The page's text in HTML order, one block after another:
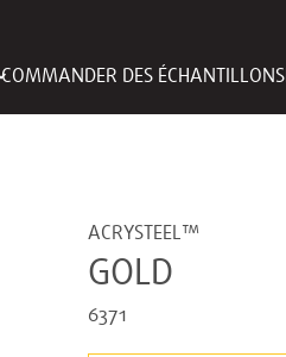
COMMANDER DES ÉCHANTILLONS
ACRYSTEEL™
GOLD
6371